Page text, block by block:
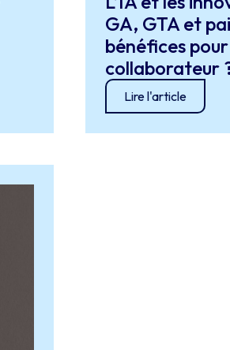
GA, GTA et
bénéfices
collaborateur
Lire l'article